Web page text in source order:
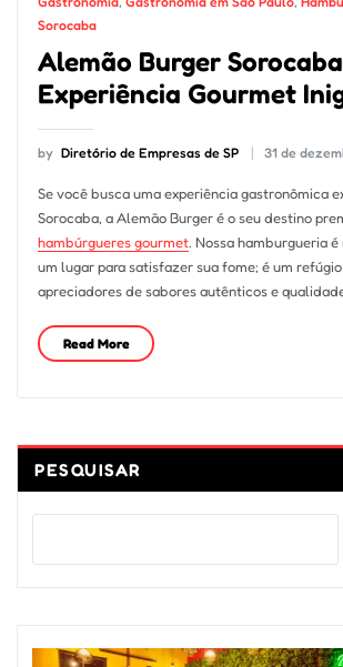
Sorocaba
Alemão Burger
Experiência Gourmet
by Diretório de Empresas de SP 31 de
Se você busca uma experiência gastronômica
Sorocaba, a Alemão Burger é o seu destino
hambúrgueres gourmet. Nossa hamburgueria
um lugar para satisfazer sua fome; é um
apreciadores de sabores autênticos e
Read More
PESQUISAR